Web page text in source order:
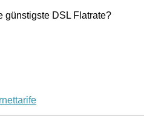
günstigste DSL Flatrate?